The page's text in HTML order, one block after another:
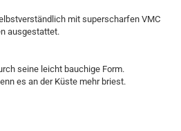
mit superscharfen VMC
ausgestattet.
seine leicht bauchige Form.
es an der Küste mehr briest.